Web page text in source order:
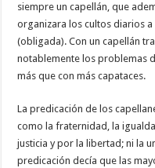
siempre un capellán, que
organizara los cultos diarios
(obligada). Con un capellán
notablemente los problemas
más que con más capataces.
La predicación de los
como la fraternidad, la
justicia y por la libertad; ni la
predicación decía que las